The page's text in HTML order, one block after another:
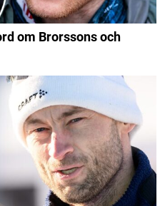
om Brorssons och